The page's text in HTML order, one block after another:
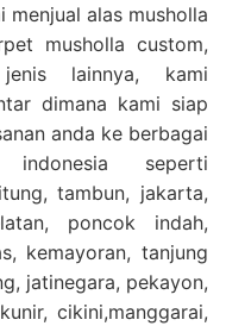
menjual alas musholla
musholla custom,
lainnya, kami
dimana kami siap
anda ke berbagai
seperti
tambun, jakarta,
poncok indah,
kemayoran, tanjung
jatinegara, pekayon,
cikini,manggarai,